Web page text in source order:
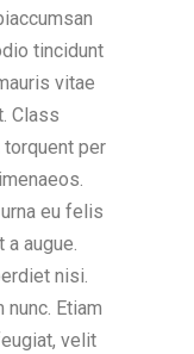
tincidunt
vitae
Class
per
eu felis
augue.
nisi.
Etiam
velit